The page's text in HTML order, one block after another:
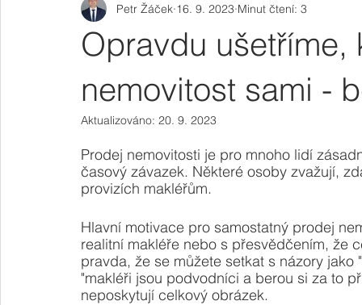
Opravdu
nemovitost sami -
Petr Žáček 16. 9. 2023 Minut čtení: 3
Aktualizováno: 20. 9. 2023
Prodej nemovitosti je pro mnoho lidí
časový závazek. Některé osoby zvažují,
provizích makléřům.
Hlavní motivace pro samostatný prodej
realitní makléře nebo s přesvědčením, že
pravda, že se můžete setkat s názory
"makléři jsou podvodníci a berou si za to
neposkytují celkový obrázek.